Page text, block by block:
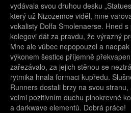
vydávala svou druhou desku
který už Nizozemce viděl, mne
vokalisty Dolfa Smolenaerse. Hned
kolegovi dát za pravdu, že výrazný
Mne ale vůbec nepopouzel a
výkonem šestice příjemně
zařezávalo, za jejich stěnou se
rytmika hnala formaci kupředu.
Runners dostali brzy na svou
velmi pozitivním duchu plnokrevné
a darkwave elementů. Dobrá práce!